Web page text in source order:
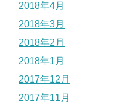
2018年4月
2018年3月
2018年2月
2018年1月
2017年12月
2017年11月